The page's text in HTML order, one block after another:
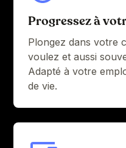
Progressez à
Plongez dans votre
voulez et aussi
Adapté à votre
de vie.